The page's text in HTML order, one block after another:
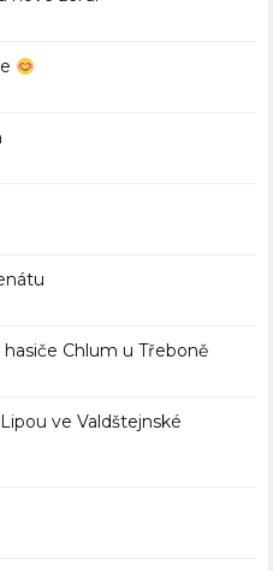
Chlum u Třeboně
ve Valdštejnské